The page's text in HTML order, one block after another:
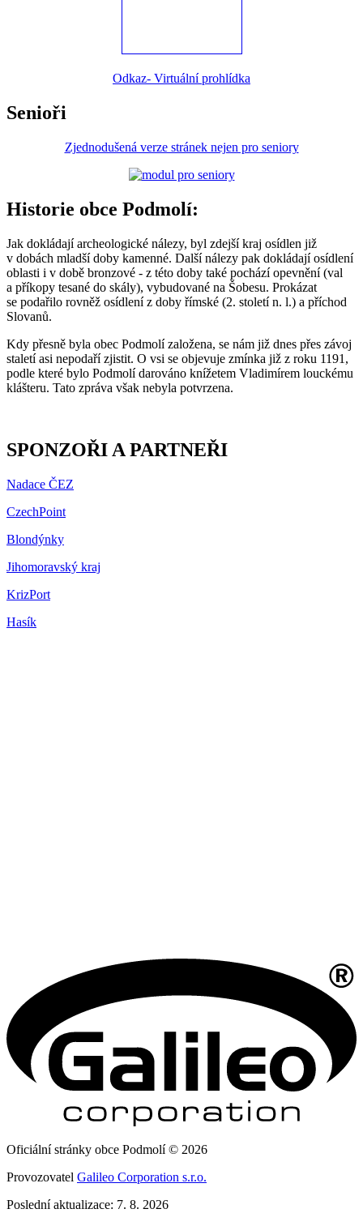
Odkaz- Virtuální prohlídka
Senioři
Zjednodušená verze stránek nejen pro seniory
Historie obce Podmolí:
Jak dokládají archeologické nálezy, byl zdejší kraj osídlen již
v dobách mladší doby kamenné. Další nálezy pak dokládají osídlení
oblasti i v době bronzové - z této doby také pochází opevnění (val
a příkopy tesané do skály), vybudované na Šobesu. Prokázat
se podařilo rovněž osídlení z doby římské (2. století n. l.) a příchod
Slovanů.
Kdy přesně byla obec Podmolí založena, se nám již dnes přes závoj
staletí asi nepodaří zjistit. O vsi se objevuje zmínka již z roku 1191,
podle které bylo Podmolí darováno knížetem Vladimírem louckému
klášteru. Tato zpráva však nebyla potvrzena.
SPONZOŘI A PARTNEŘI
Nadace ČEZ
CzechPoint
Blondýnky
Jihomoravský kraj
KrizPort
Hasík
Oficiální stránky obce Podmolí © 2026
Provozovatel Galileo Corporation s.r.o.
Poslední aktualizace: 7. 8. 2026